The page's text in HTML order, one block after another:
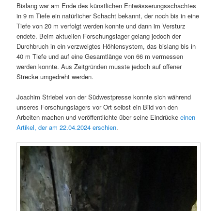
Bislang war am Ende des künstlichen Entwässerungsschachtes
in 9 m Tiefe ein natürlicher Schacht bekannt, der noch bis in eine
Tiefe von 20 m verfolgt werden konnte und dann im Versturz
endete. Beim aktuellen Forschungslager gelang jedoch der
Durchbruch in ein verzweigtes Höhlensystem, das bislang bis in
40 m Tiefe und auf eine Gesamtlänge von 66 m vermessen
werden konnte. Aus Zeitgründen musste jedoch auf offener
Strecke umgedreht werden.
Joachim Striebel von der Südwestpresse konnte sich während
unseres Forschungslagers vor Ort selbst ein Bild von den
Arbeiten machen und veröffentlichte über seine Eindrückeeinen
Artikel, der am 22.04.2024 erschien.